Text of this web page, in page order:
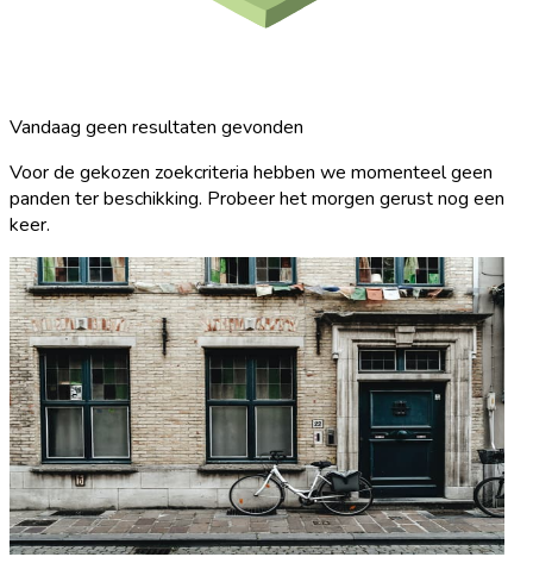
Vandaag geen resultaten gevonden
Voor de gekozen zoekcriteria hebben we momenteel geen
panden ter beschikking. Probeer het morgen gerust nog een
keer.